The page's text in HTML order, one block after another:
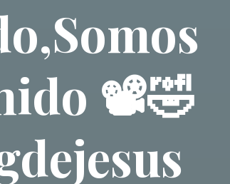
📽️🤣